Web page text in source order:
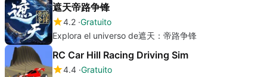
遮天帝路争锋
4.2 Gratuito
Explora el universo de遮天：帝路争锋
RC Car Hill Racing Driving Sim
4.4 Gratuito